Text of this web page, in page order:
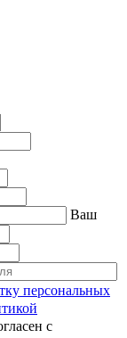
Ваш
персональных
с